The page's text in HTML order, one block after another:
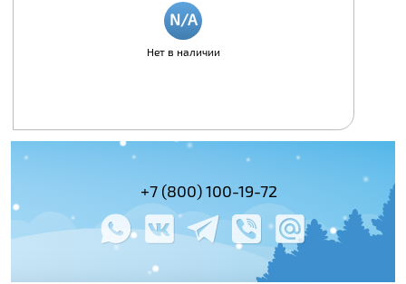
Нет в наличии
+7 (495)
+7 (800) 100-19-72